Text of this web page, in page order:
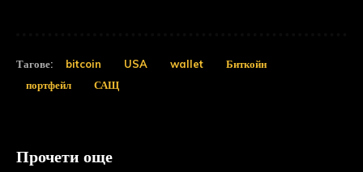
Тагове: bitcoin USA wallet
Биткойн
портфейл
САЩ
Прочети още